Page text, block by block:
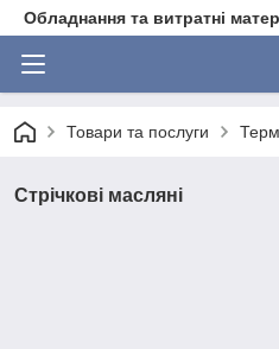
Обладнання та витратні
Товари та послуги
Стрічкові масляні